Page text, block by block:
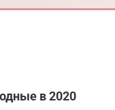
в 2020